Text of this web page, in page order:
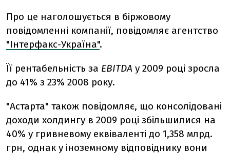
Про це наголошується в біржовому
повідомленні компанії, повідомляє агентство
"Інтерфакс-Україна".
Її рентабельність за EBITDA у 2009 році зросла
до 41% з 23% 2008 року.
"Астарта" також повідомляє, що консолідовані
доходи холдингу в 2009 році збільшилися на
40% у гривневому еквіваленті до 1,358 млрд.
грн, однак у іноземному відповіднику вони